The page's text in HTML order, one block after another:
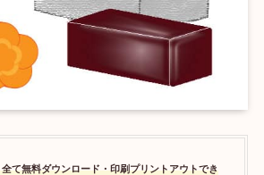
全て無料ダウンロード・印刷プリントアウトでき